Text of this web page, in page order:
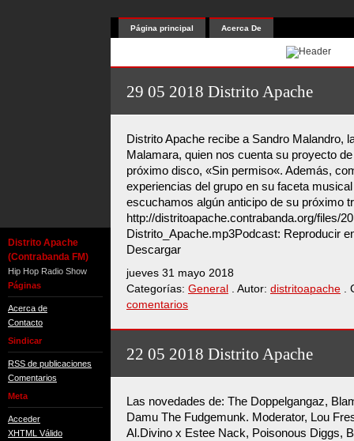
Distrito Apache
(Contrabanda FM)
Hip Hop Radio Show
Páginas
Acerca de
Contacto
Sindicar
RSS de publicaciones
Comentarios
Meta
Acceder
XHTML Válido
Página principal Acerca De
29 05 2018 Distrito Apache
Distrito Apache recibe a Sandro Malandro,
Malamara, quien nos cuenta su proyecto
próximo disco, «Sin permiso«. Además,
experiencias del grupo en su faceta
escuchamos algún anticipo de su próximo
http://distritoapache.contrabanda.org/files/
Distrito_Apache.mp3Podcast: Reproducir
Descargar
jueves 31 mayo 2018
Categorías: General . Autor: distritoapache .
comentarios
22 05 2018 Distrito Apache
Las novedades de: The Doppelgangaz,
Damu The Fudgemunk. Moderator, Lou
Al.Divino x Estee Nack, Poisonous Diggs,